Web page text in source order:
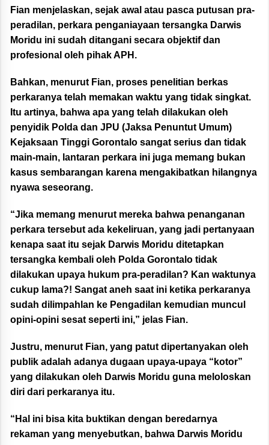
Fian menjelaskan, sejak awal atau pasca putusan pra-
peradilan, perkara penganiayaan tersangka Darwis
Moridu ini sudah ditangani secara objektif dan
profesional oleh pihak APH.
Bahkan, menurut Fian, proses penelitian berkas
perkaranya telah memakan waktu yang tidak singkat.
Itu artinya, bahwa apa yang telah dilakukan oleh
penyidik Polda dan JPU (Jaksa Penuntut Umum)
Kejaksaan Tinggi Gorontalo sangat serius dan tidak
main-main, lantaran perkara ini juga memang bukan
kasus sembarangan karena mengakibatkan hilangnya
nyawa seseorang.
“Jika memang menurut mereka bahwa penanganan
perkara tersebut ada kekeliruan, yang jadi pertanyaan
kenapa saat itu sejak Darwis Moridu ditetapkan
tersangka kembali oleh Polda Gorontalo tidak
dilakukan upaya hukum pra-peradilan? Kan waktunya
cukup lama?! Sangat aneh saat ini ketika perkaranya
sudah dilimpahlan ke Pengadilan kemudian muncul
opini-opini sesat seperti ini,” jelas Fian.
Justru, menurut Fian, yang patut dipertanyakan oleh
publik adalah adanya dugaan upaya-upaya “kotor”
yang dilakukan oleh Darwis Moridu guna meloloskan
diri dari perkaranya itu.
“Hal ini bisa kita buktikan dengan beredarnya
rekaman yang menyebutkan, bahwa Darwis Moridu